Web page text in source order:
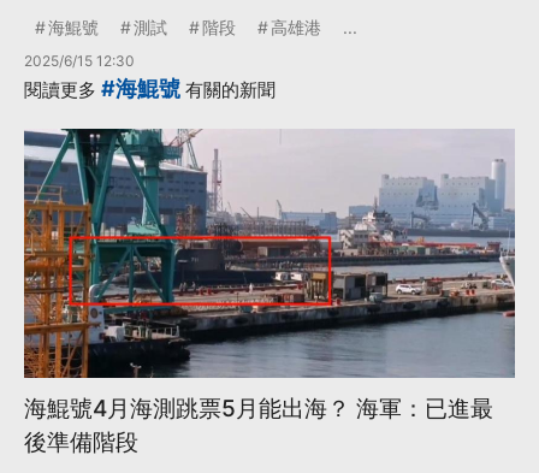
海鯤號 測試 階段 高雄港 ...
2025/6/15 12:30
閱讀更多 #海鯤號 有關的新聞
海鯤號4月海測跳票5月能出海？ 海軍：已進最
後準備階段